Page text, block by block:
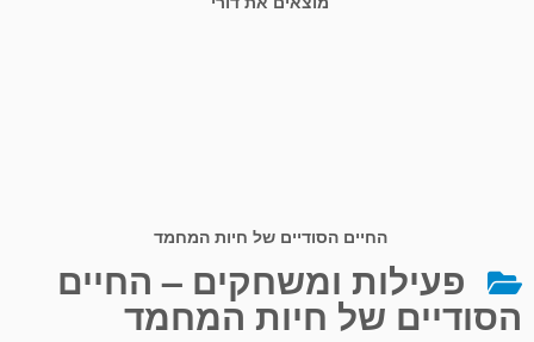
החיים הסודיים של חיות המחמד
פעילות ומשחקים – החיים
הסודיים של חיות המחמד